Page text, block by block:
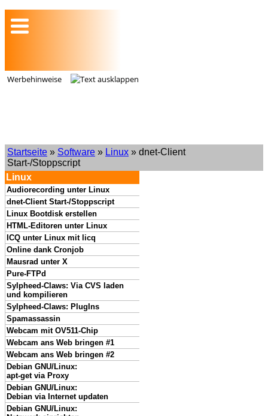
Werbehinweise
Startseite » Software » Linux » dnet-Client
Start-/Stoppscript
Linux
Audiorecording unter Linux
dnet-Client Start-/Stoppscript
Linux Bootdisk erstellen
HTML-Editoren unter Linux
ICQ unter Linux mit licq
Online dank Cronjob
Mausrad unter X
Pure-FTPd
Sylpheed-Claws: Via CVS laden
und kompilieren
Sylpheed-Claws: PlugIns
Spamassassin
Webcam mit OV511-Chip
Webcam ans Web bringen #1
Webcam ans Web bringen #2
Debian GNU/Linux:
apt-get via Proxy
Debian GNU/Linux:
Debian via Internet updaten
Debian GNU/Linux: